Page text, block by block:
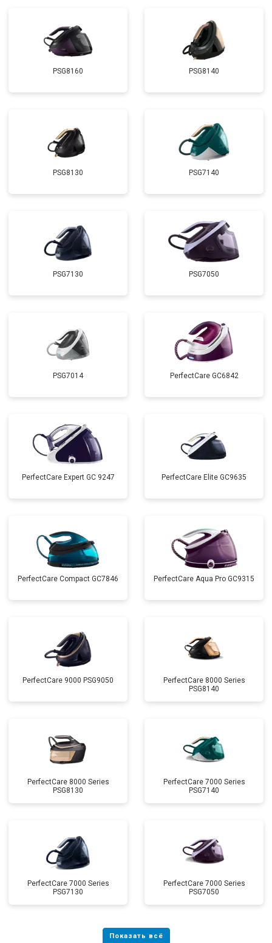
PSG8160 PSG8140
PSG8130 PSG7140
PSG7130 PSG7050
PSG7014 PerfectCare GC6842
PerfectCare Expert GC 9247 PerfectCare Elite GC9635
PerfectCare Compact GC7846 PerfectCare Aqua Pro GC9315
PerfectCare 9000 PSG9050
PerfectCare 8000 Series
PSG8140
PerfectCare 8000 Series
PSG8130
PerfectCare 7000 Series
PSG7140
PerfectCare 7000 Series
PSG7130
PerfectCare 7000 Series
PSG7050